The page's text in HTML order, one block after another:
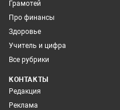
Грамотей
Про финансы
Здоровье
Учитель и цифра
Все рубрики
КОНТАКТЫ
Редакция
Реклама